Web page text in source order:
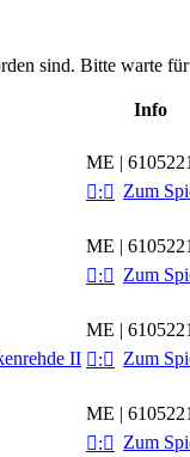
sind. Bitte warte
Info
ME |
: Zum
ME |
: Zum
ME |
II : Zum
ME |
: Zum